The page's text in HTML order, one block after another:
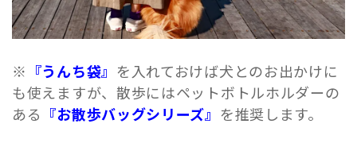
※ 『うんち袋』 を入れておけば犬とのお出かけに
も使えますが、散歩にはペットボトルホルダーの
ある 『お散歩バッグシリーズ』 を推奨します。